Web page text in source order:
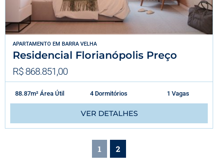
APARTAMENTO EM BARRA VELHA
Residencial Florianópolis Preço
R$ 868.851,00
88.87m² Área Útil 4 Dormitórios 1 Vagas
VER DETALHES
1 2